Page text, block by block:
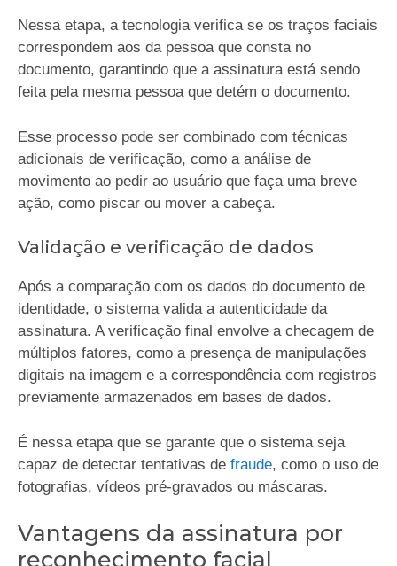
Nessa etapa, a tecnologia verifica se os traços faciais
correspondem aos da pessoa que consta no
documento, garantindo que a assinatura está sendo
feita pela mesma pessoa que detém o documento.
Esse processo pode ser combinado com técnicas
adicionais de verificação, como a análise de
movimento ao pedir ao usuário que faça uma breve
ação, como piscar ou mover a cabeça.
Validação e verificação de dados
Após a comparação com os dados do documento de
identidade, o sistema valida a autenticidade da
assinatura. A verificação final envolve a checagem de
múltiplos fatores, como a presença de manipulações
digitais na imagem e a correspondência com registros
previamente armazenados em bases de dados.
É nessa etapa que se garante que o sistema seja
capaz de detectar tentativas de fraude, como o uso de
fotografias, vídeos pré-gravados ou máscaras.
Vantagens da assinatura por
reconhecimento facial